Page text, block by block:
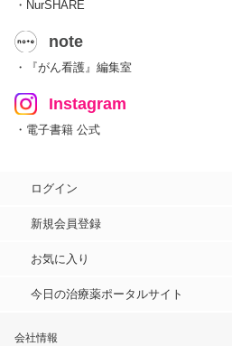
・NurSHARE
note
・『がん看護』編集室
Instagram
・電子書籍 公式
ログイン
新規会員登録
お気に入り
今日の治療薬ポータルサイト
会社情報